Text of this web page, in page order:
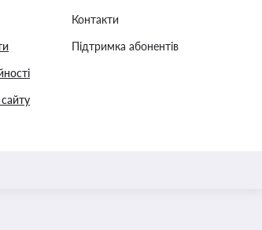
Контакти
Підтримка абонентів